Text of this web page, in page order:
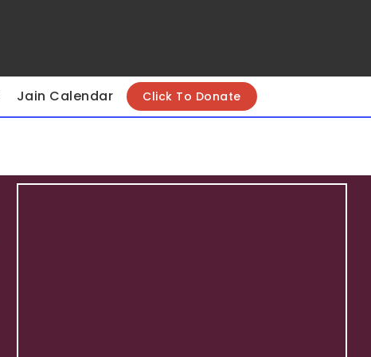
Jain Calendar Click To Donate